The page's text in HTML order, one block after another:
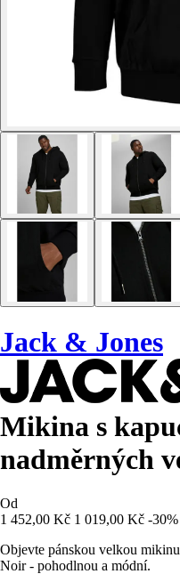
Jack & Jones
Mikina s
nadměrných
Od
1 452,00 Kč 1 019,00 Kč -30%
Objevte pánskou velkou
Noir - pohodlnou a módní.